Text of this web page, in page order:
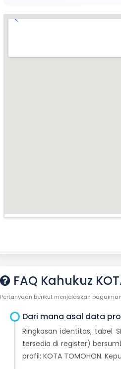
FAQ Kahukuz
Pertanyaan berikut menjelaskan
Dari mana asal data
Ringkasan identitas, tabel
tersedia di register)
profil: KOTA TOMOHON.